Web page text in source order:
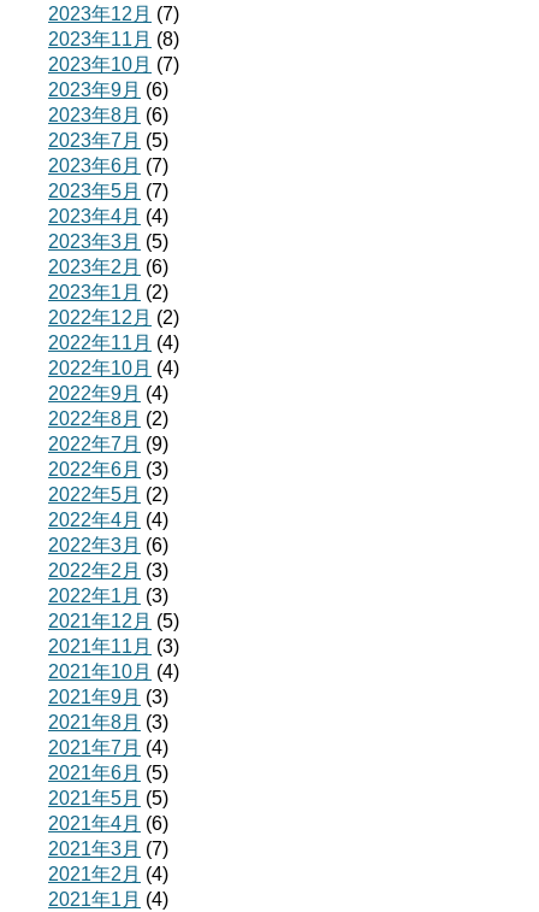
2023年12月 (7)
2023年11月 (8)
2023年10月 (7)
2023年9月 (6)
2023年8月 (6)
2023年7月 (5)
2023年6月 (7)
2023年5月 (7)
2023年4月 (4)
2023年3月 (5)
2023年2月 (6)
2023年1月 (2)
2022年12月 (2)
2022年11月 (4)
2022年10月 (4)
2022年9月 (4)
2022年8月 (2)
2022年7月 (9)
2022年6月 (3)
2022年5月 (2)
2022年4月 (4)
2022年3月 (6)
2022年2月 (3)
2022年1月 (3)
2021年12月 (5)
2021年11月 (3)
2021年10月 (4)
2021年9月 (3)
2021年8月 (3)
2021年7月 (4)
2021年6月 (5)
2021年5月 (5)
2021年4月 (6)
2021年3月 (7)
2021年2月 (4)
2021年1月 (4)